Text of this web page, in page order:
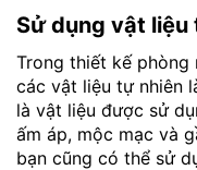
Sử dụng vật liệu
Trong thiết kế phòng
các vật liệu tự nhiên
là vật liệu được sử
ấm áp, mộc mạc và
bạn cũng có thể sử